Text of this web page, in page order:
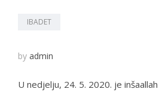
IBADET
by admin
U nedjelju, 24. 5. 2020. je